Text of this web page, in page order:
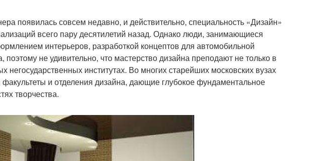
появилась совсем недавно, и действительно, специальность «Дизайн»
всего пару десятилетий назад. Однако люди, занимающиеся
интерьеров, разработкой концептов для автомобильной
не удивительно, что мастерство дизайна преподают не только в
негосударственных институтах. Во многих старейших московских вузах
и отделения дизайна, дающие глубокое фундаментальное
творчества.